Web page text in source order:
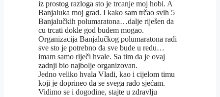
iz prostog razloga sto je trcanje moj hobi. A
Banjaluka moj grad. I kako sam trčao svih 5
Banjalučkih polumaratona…dalje riješen da
cu trcati dokle god budem mogao.
Organizacija Banjalučkog polumaratona radi
sve sto je potrebno da sve bude u redu…
imam samo riječi hvale. Sa tim da je ovaj
zadnji bio najbolje organizovan.
Jedno veliko hvala Vladi, kao i cijelom timu
koji je doprineo da se svega rado sjećam.
Vidimo se i dogodine, stajte u zdravlju